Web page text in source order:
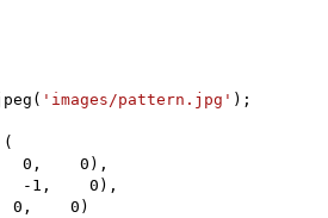
'images/pattern.jpg' );
0, 0),
-1, 0),
0, 0)